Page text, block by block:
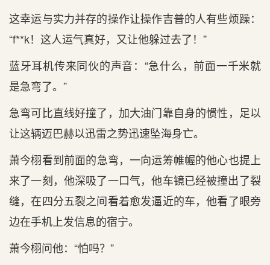
这幸运与实力并存的操作让操作吉普的人有些烦躁：
“f**k！这人运气‌真好，又让他躲过去了！”
蓝牙耳机传来同伙的声音：“急什么，前面一千米就
是‌急弯了。”
急弯可比直线好撞了，加大油门靠自身的惯性，足以
让这辆迈巴赫以迅雷之势迅速坠海身亡。
萧今栩看到‌前面的急弯，一向运筹帷幄的他心‌也提上
来了一刻，他深吸了一口气‌，他车镜已经被撞出‌了裂
缝，在四分五裂之间看着愈发逼近的车，他看了眼旁
边在手机上发信息的宿宁。
萧今栩问他：“怕吗？”